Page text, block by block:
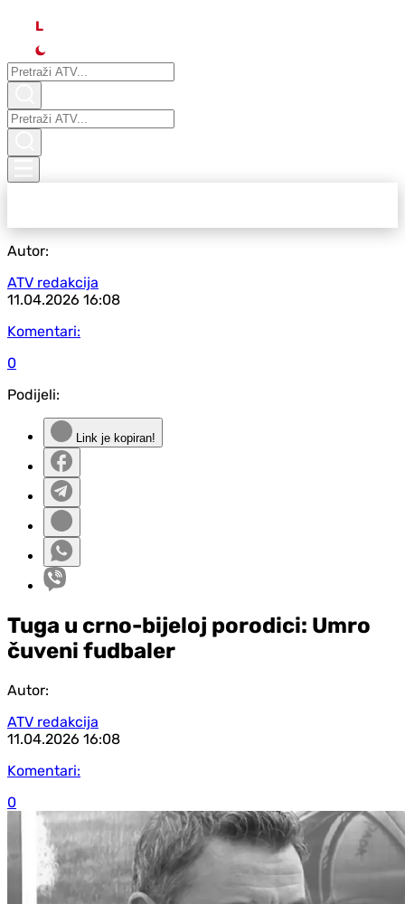
L
Autor:
ATV redakcija
11.04.2026 16:08
Komentari:
0
Podijeli:
Link je kopiran!
Tuga u crno-bijeloj porodici: Umro
čuveni fudbaler
Autor:
ATV redakcija
11.04.2026 16:08
Komentari:
0